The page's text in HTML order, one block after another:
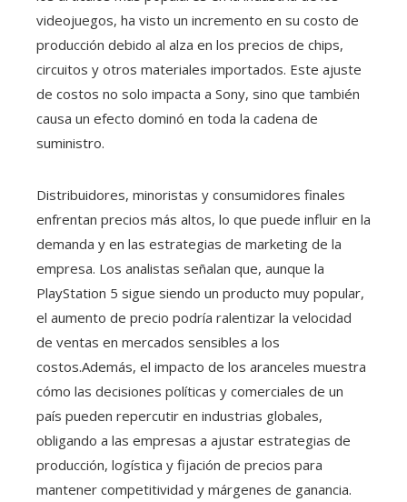
videojuegos, ha visto un incremento en su costo de
producción debido al alza en los precios de chips,
circuitos y otros materiales importados. Este ajuste
de costos no solo impacta a Sony, sino que también
causa un efecto dominó en toda la cadena de
suministro.
Distribuidores, minoristas y consumidores finales
enfrentan precios más altos, lo que puede influir en la
demanda y en las estrategias de marketing de la
empresa. Los analistas señalan que, aunque la
PlayStation 5 sigue siendo un producto muy popular,
el aumento de precio podría ralentizar la velocidad
de ventas en mercados sensibles a los
costos.Además, el impacto de los aranceles muestra
cómo las decisiones políticas y comerciales de un
país pueden repercutir en industrias globales,
obligando a las empresas a ajustar estrategias de
producción, logística y fijación de precios para
mantener competitividad y márgenes de ganancia.